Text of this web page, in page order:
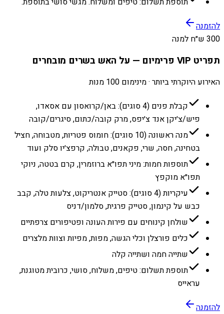
להזמנה
300 ש״ח למנה
תפריט VIP פרימיום — על האש בשרים מובחרים
האירוע היוקרתי ביותר · מינימום 100 מנות
קבלת פנים (4 סוגים): באן/קרואסון עם אסאדו,
פיש/צ׳יקן אנד צ׳יפס, מרק קובה/כתום, סיגרים/קובה
מנה ראשונה (10 סוגים): חומוס פטריות, מטבוחה, חציל
בטחינה, חסה, שרי, פקאנים, טבולה, קרפצ׳יו סלק ועוד
תוספות חמות: מיני תפו״א ברוזמרין, קרם בטטה, ניוקי
תפו״א מוקפץ
עיקריות (4 סוגים): סטייק אנטריקוט, צלעות טלה, קבב
כבש על קינמון, סטייק פרגית, סלמון/דניס
שולחן קינוחים עם פירות העונה ופטיפורים צרפתיים
כלים פורצלן וכלי הגשה, מפות, מפיות וצוות מלצרים
שתייה חמה ושתייה קלה
תוספת תשלום: טיפים, משלוח, סושי, כרובית מטוגנת,
עראייס
להזמנה